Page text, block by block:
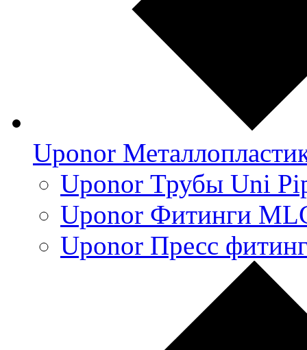
Uponor
Uponor Трубы Uni
Uponor Фитинги
Uponor Пресс